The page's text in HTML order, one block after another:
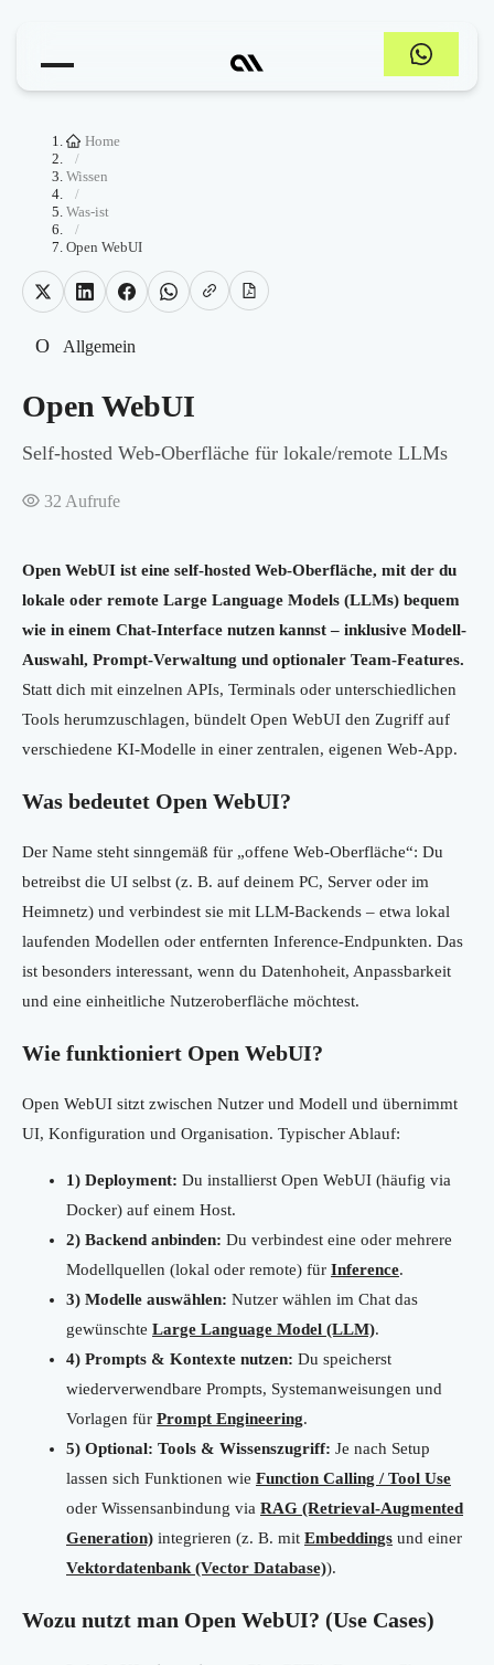
Home
/
Wissen
/
Was-ist
/
Open WebUI
O Allgemein
Open WebUI
Self-hosted Web-Oberfläche für lokale/remote LLMs
32 Aufrufe
Open WebUI ist eine self-hosted Web-Oberfläche, mit der du
lokale oder remote Large Language Models (LLMs) bequem
wie in einem Chat-Interface nutzen kannst – inklusive Modell-
Auswahl, Prompt-Verwaltung und optionaler Team-Features.
Statt dich mit einzelnen APIs, Terminals oder unterschiedlichen
Tools herumzuschlagen, bündelt Open WebUI den Zugriff auf
verschiedene KI-Modelle in einer zentralen, eigenen Web-App.
Was bedeutet Open WebUI?
Der Name steht sinngemäß für „offene Web-Oberfläche“: Du
betreibst die UI selbst (z. B. auf deinem PC, Server oder im
Heimnetz) und verbindest sie mit LLM-Backends – etwa lokal
laufenden Modellen oder entfernten Inference-Endpunkten. Das
ist besonders interessant, wenn du Datenhoheit, Anpassbarkeit
und eine einheitliche Nutzeroberfläche möchtest.
Wie funktioniert Open WebUI?
Open WebUI sitzt zwischen Nutzer und Modell und übernimmt
UI, Konfiguration und Organisation. Typischer Ablauf:
1) Deployment: Du installierst Open WebUI (häufig via
Docker) auf einem Host.
2) Backend anbinden: Du verbindest eine oder mehrere
Modellquellen (lokal oder remote) für Inference.
3) Modelle auswählen: Nutzer wählen im Chat das
gewünschte Large Language Model (LLM).
4) Prompts & Kontexte nutzen: Du speicherst
wiederverwendbare Prompts, Systemanweisungen und
Vorlagen für Prompt Engineering.
5) Optional: Tools & Wissenszugriff: Je nach Setup
lassen sich Funktionen wie Function Calling / Tool Use
oder Wissensanbindung via RAG (Retrieval-Augmented
Generation) integrieren (z. B. mit Embeddings und einer
Vektordatenbank (Vector Database)).
Wozu nutzt man Open WebUI? (Use Cases)